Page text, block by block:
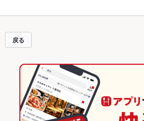
もチェックしてみてくださ
ら、お得なクーポンはもちろん、こだわりメニュー
時間使える簡単便利なネット予約が使えるお店も
み会にも、会社の宴会にも、デートやパーティーに
パーグルメをご利用ください。
戻る